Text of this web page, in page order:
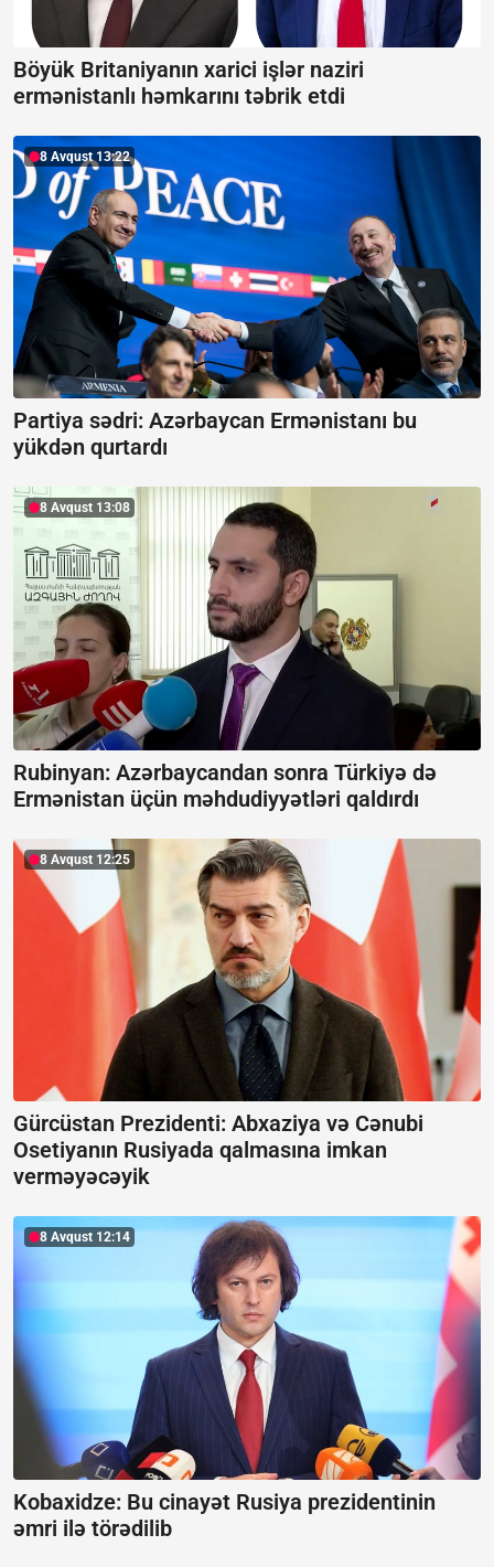
Böyük Britaniyanın xarici işlər naziri
ermənistanlı həmkarını təbrik etdi
8 Avqust 13:22
Partiya sədri: Azərbaycan Ermənistanı bu
yükdən qurtardı
8 Avqust 13:08
Rubinyan: Azərbaycandan sonra Türkiyə də
Ermənistan üçün məhdudiyyətləri qaldırdı
8 Avqust 12:25
Gürcüstan Prezidenti: Abxaziya və Cənubi
Osetiyanın Rusiyada qalmasına imkan
verməyəcəyik
8 Avqust 12:14
Kobaxidze: Bu cinayət Rusiya prezidentinin
əmri ilə törədilib